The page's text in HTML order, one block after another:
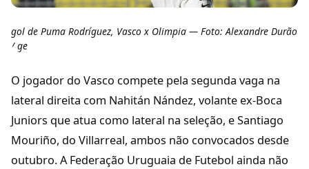
gol de Puma Rodríguez, Vasco x Olimpia — Foto: Alexandre Durão
/ ge
O jogador do Vasco compete pela segunda vaga na
lateral direita com Nahitán Nández, volante ex-Boca
Juniors que atua como lateral na seleção, e Santiago
Mouriño, do Villarreal, ambos não convocados desde
outubro. A Federação Uruguaia de Futebol ainda não